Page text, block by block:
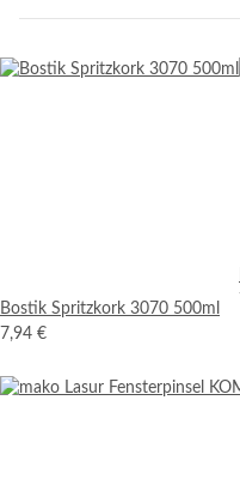
Bostik Spritzkork 3070 500ml
7,94 €